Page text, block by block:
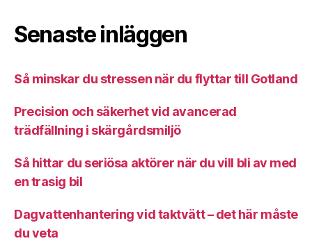
Senaste inläggen
Så minskar du stressen när du flyttar till Gotland
Precision och säkerhet vid avancerad
trädfällning i skärgårdsmiljö
Så hittar du seriösa aktörer när du vill bli av med
en trasig bil
Dagvattenhantering vid taktvätt – det här måste
du veta